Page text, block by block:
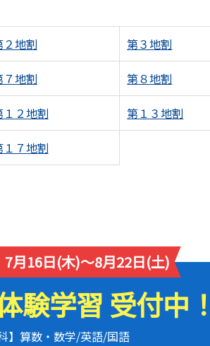
２地割 第３地割
７地割 第８地割
１２地割 第１３地割
１７地割
7月16日(木)～8月22日(土)
験学習 受付中！
科】算数・数学/英語/国語